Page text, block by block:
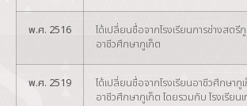
พ.ศ. 2516
ได้เปลี่ยนชื่อจากโรงเรียนการช่างสตรีภู
อาชีวศึกษาภูเก็ต
พ.ศ. 2519
ได้เปลี่ยนชื่อจากโรงเรียนอาชีวศึกษาภู
อาชีวศึกษาภูเก็ต โดยรวมกับ โรงเรียน